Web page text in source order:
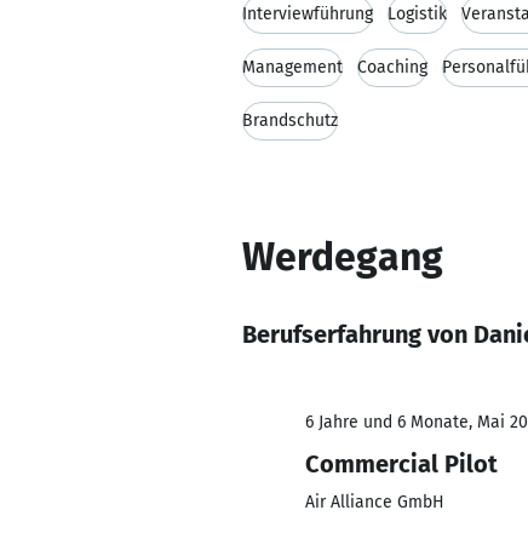
Interviewführung Logistik
Management Coaching
Brandschutz
Werdegang
Berufserfahrung von
6 Jahre und 6 Monate, Mai
Commercial Pilot
Air Alliance GmbH